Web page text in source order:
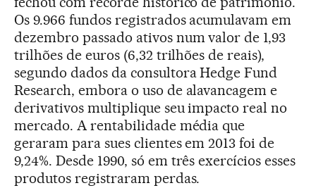
Os 9.966 fundos registrados acumulavam em
dezembro passado ativos num valor de 1,93
trilhões de euros (6,32 trilhões de reais),
segundo dados da consultora Hedge Fund
Research, embora o uso de alavancagem e
derivativos multiplique seu impacto real no
mercado. A rentabilidade média que
geraram para sues clientes em 2013 foi de
9,24%. Desde 1990, só em três exercícios esses
produtos registraram perdas.